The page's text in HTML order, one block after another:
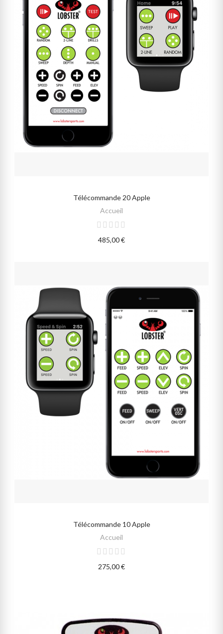
AJOUTER AU PANIER
Télécommande 20 Apple
Accueil
485,00 €
AJOUTER AU PANIER
Télécommande 10 Apple
Accueil
275,00 €